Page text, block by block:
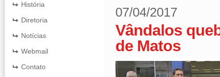
História
Diretoria
Notícias
Webmail
Contato
07/04/2017
Vândalos
de Matos